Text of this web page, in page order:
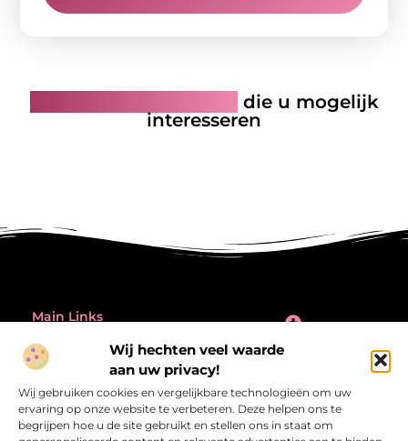
Wij hechten veel waarde
aan uw privacy!
Wij gebruiken cookies en vergelijkbare technologieën om uw
ervaring op onze website te verbeteren. Deze helpen ons te
begrijpen hoe u de site gebruikt en stellen ons in staat om
die u mogelijk
interesseren
Main Links
@2025 All Right Reserved.
www.referentiecontrole.nl
Bericht categorie